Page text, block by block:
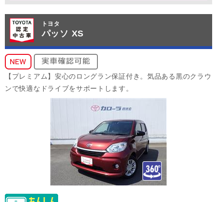
トヨタ
パッソ XS
【プレミアム】安心のロングラン保証付き。気品ある黒のクラウ
ンで快適なドライブをサポートします。